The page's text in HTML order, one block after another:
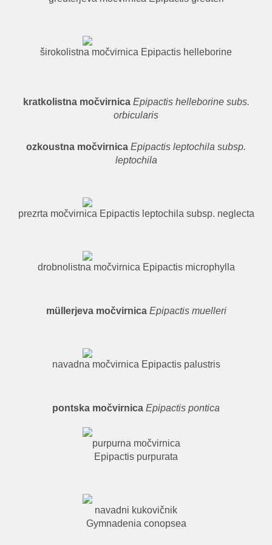
širokolistna močvirnica Epipactis helleborine
kratkolistna močvirnica Epipactis helleborine subs.
orbicularis
ozkoustna močvirnica Epipactis leptochila subsp.
leptochila
prezrta močvirnica Epipactis leptochila subsp. neglecta
drobnolistna močvirnica Epipactis microphylla
müllerjeva močvirnica Epipactis muelleri
navadna močvirnica Epipactis palustris
pontska močvirnica Epipactis pontica
purpurna močvirnica
Epipactis purpurata
navadni kukovičnik
Gymnadenia conopsea